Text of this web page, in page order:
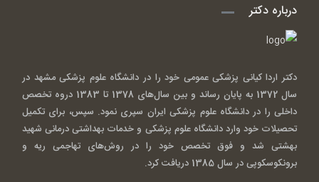
درباره دکتر
دکتر اردا کیانی پزشکی عمومی خود را در دانشگاه علوم پزشکی مشهد در
سال 1372 به پایان رساند و بین سال‌های 1378 تا 1383 دروه تخصص
داخلی را در دانشگاه علوم پزشکی ایران سپری نمود. سپس، برای تکمیل
تحصیلات خود وارد دانشگاه علوم پزشکی و خدمات بهداشتی درمانی شهید
بهشتی شد و فوق تخصص خود را در روش‌های تهاجمی ریه و
برونکوسکوپی در سال 1385 دریافت کرد.